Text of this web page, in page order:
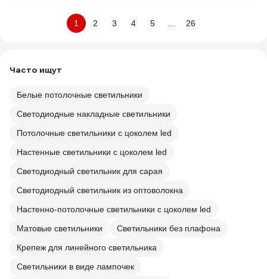
1 2 3 4 5 26
Часто ищут
Белые потолочные светильники
Светодиодные накладные светильники
Потолочные светильники с цоколем led
Настенные светильники с цоколем led
Светодиодный светильник для сарая
Светодиодный светильник из оптоволокна
Настенно-потолочные светильники с цоколем led
Матовые светильники
Светильники без плафона
Крепеж для линейного светильника
Светильники в виде лампочек